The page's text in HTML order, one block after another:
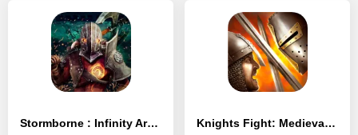
Stormborne : Infinity Arena Knights Fight: Medieval Arena